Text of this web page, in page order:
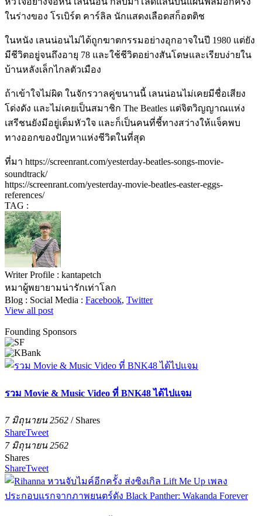
ในร่างของ โรเบิร์ต คาร์ลิล นักแสดงเลือดสก็อตติช
ในหนัง เลนน่อนไม่ได้ถูกฆาตกรรมอย่างอุกอาจในปี 1980 แต่ยัง
มีชีวิตอยู่จนถึงอายุ 78 และใช้ชีวิตอย่างสันโดษและเรียบง่ายใน
บ้านหลังเล็กไกลตัวเมือง
ถ้าเข้าใจไม่ผิด ในจักรวาลคู่ขนานนี้ เลนน่อนไม่เคยมีชื่อเสียง
โด่งดัง และไม่เคยเป็นสมาชิก The Beatles แต่จิตวิญญาณแห่ง
เสรีชนยังมีอยู่เต็มหัวใจ และก็เป็นคนที่ชี้ทางสว่างให้แจ็คพบ
ทางออกของปัญหาแห่งชีวิตในที่สุด
ที่มา https://screenrant.com/yesterday-beatles-songs-movie-
soundtrack/
https://screenrant.com/yesterday-movie-beatles-easter-eggs-
references/
TAG :
Writer Profile : kantapetch
หมาผู้พยายามน่ารักเท่าโลก
Blog : Social Media : Facebook, Twitter
View all post
Founding Sponsors
รวม Movie & Music Video ที่ BNK48 ได้ไปแจม
7 มิถุนายน 2562 / Shares
ShareTweet
7 มิถุนายน 2562
Shares
ShareTweet